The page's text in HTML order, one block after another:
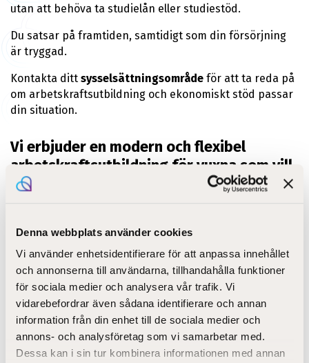
Denna webbplats använder cookies
Vi använder enhetsidentifierare för att anpassa innehållet
och annonserna till användarna, tillhandahålla funktioner
för sociala medier och analysera vår trafik. Vi
vidarebefordrar även sådana identifierare och annan
information från din enhet till de sociala medier och
annons- och analysföretag som vi samarbetar med.
Dessa kan i sin tur kombinera informationen med annan
utan att behöva ta studielån eller studiestöd.
Du satsar på framtiden, samtidigt som din försörjning
är tryggad.
Kontakta ditt sysselsättningsområde för att ta reda på
om arbetskraftsutbildning och ekonomiskt stöd passar
din situation.
Vi erbjuder en modern och flexibel
arbetskraftsutbildning för vuxna som vill
ställa om och ta nästa steg i karriären.
kombinerar:
inspirerande närstudiedagar
flexibla självstudier via vår digitala lärplattform
praktiskt lärande och erfarenhet direkt från
arbetslivet